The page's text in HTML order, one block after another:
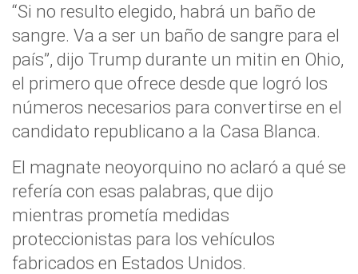
“Si no resulto elegido, habrá un baño de
sangre. Va a ser un baño de sangre para el
país”, dijo Trump durante un mitin en Ohio,
el primero que ofrece desde que logró los
números necesarios para convertirse en el
candidato republicano a la Casa Blanca.
El magnate neoyorquino no aclaró a qué se
refería con esas palabras, que dijo
mientras prometía medidas
proteccionistas para los vehículos
fabricados en Estados Unidos.